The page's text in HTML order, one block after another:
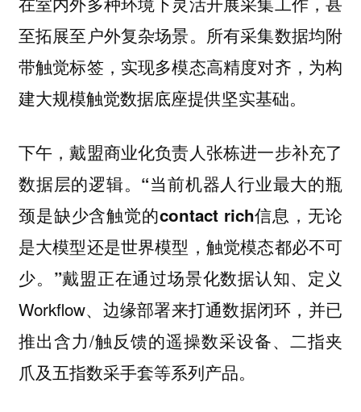
至拓展至户外复杂场景。所有采集数据均附
带触觉标签，实现多模态高精度对齐，为构
建大规模触觉数据底座提供坚实基础。
下午，戴盟商业化负责人张栋进一步补充了
数据层的逻辑。 “当前机器人行业最大的瓶
颈是缺少含触觉的contact rich信息，无论
是大模型还是世界模型，触觉模态都必不可
少。”戴盟正在通过场景化数据认知、定义
Workflow、边缘部署来打通数据闭环，并已
推出含力/触反馈的遥操数采设备、二指夹
爪及五指数采手套等系列产品。